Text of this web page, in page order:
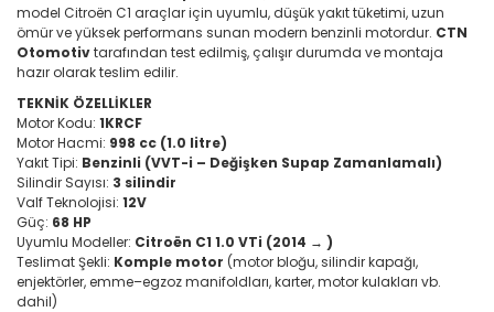
model Citroën C1 araçlar için uyumlu, düşük yakıt tüketimi, uzun
ömür ve yüksek performans sunan modern benzinli motordur. CTN
Otomotivtarafından test edilmiş, çalışır durumda ve montaja
hazır olarak teslim edilir.
TEKNİK ÖZELLİKLER
Motor Kodu: 1KRCF
Motor Hacmi: 998 cc (1.0 litre)
Yakıt Tipi: Benzinli (VVT-i – Değişken Supap Zamanlamalı)
Silindir Sayısı: 3 silindir
Valf Teknolojisi: 12V
Güç: 68 HP
Uyumlu Modeller: Citroën C1 1.0 VTi (2014 → )
Teslimat Şekli: Komple motor (motor bloğu, silindir kapağı,
enjektörler, emme–egzoz manifoldları, karter, motor kulakları vb.
dahil)